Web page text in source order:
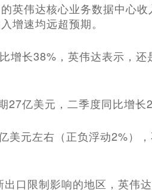
英伟达核心业务数据中心
增速均远超预期。
增长38%，英伟达表示，还
亿美元，二季度同比增长
元左右（正负浮动2%）
口限制影响的地区，英伟